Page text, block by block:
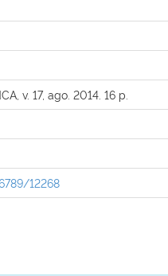
v. 17, ago. 2014. 16 p.
12268